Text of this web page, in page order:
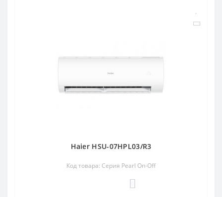
Haier HSU-07HPL03/R3
Код товара: Серия Pearl On-Off